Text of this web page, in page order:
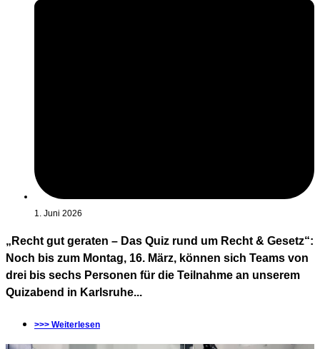
1. Juni 2026
„Recht gut geraten – Das Quiz rund um Recht & Gesetz“:
Noch bis zum Montag, 16. März, können sich Teams von
drei bis sechs Personen für die Teilnahme an unserem
Quizabend in Karlsruhe...
>>> Weiterlesen